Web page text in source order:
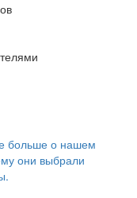
больше о нашем
они выбрали